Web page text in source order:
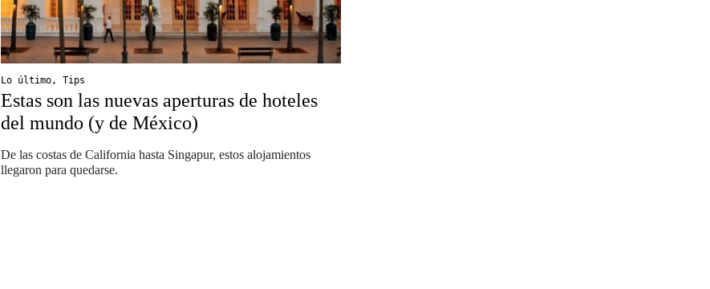
Lo último , Tips
Estas son las nuevas aperturas de hoteles
del mundo (y de México)
De las costas de California hasta Singapur, estos alojamientos
llegaron para quedarse.